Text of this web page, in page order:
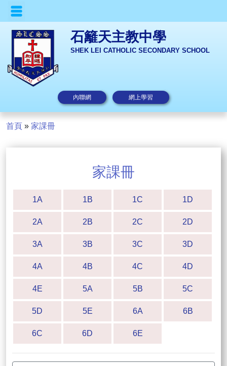
石籬天主教中學
SHEK LEI CATHOLIC SECONDARY SCHOOL
內聯網 網上學習
首頁 » 家課冊
家課冊
1A 1B 1C 1D
2A 2B 2C 2D
3A 3B 3C 3D
4A 4B 4C 4D
4E 5A 5B 5C
5D 5E 6A 6B
6C 6D 6E